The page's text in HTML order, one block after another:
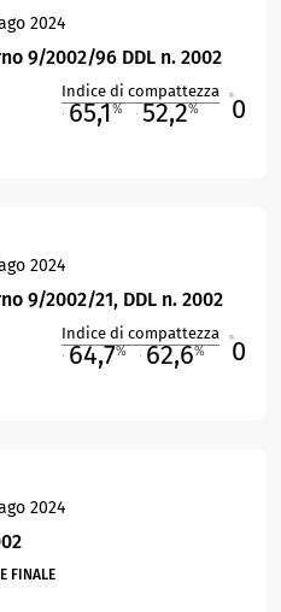
2024
9/2002/96 DDL n. 2002
Indice di compattezza
65,1% 52,2% 0
2024
9/2002/21, DDL n. 2002
Indice di compattezza
64,7% 62,6% 0
2024
FINALE